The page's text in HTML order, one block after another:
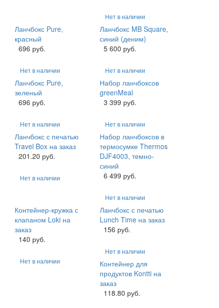
Нет в наличии
Ланчбокс Pure,
красный
696 руб.
Нет в наличии
Ланчбокс MB Square,
синий (деним)
5 600 руб.
Нет в наличии
Ланчбокс Pure,
зеленый
696 руб.
Нет в наличии
Набор ланчбоксов
greenMeal
3 399 руб.
Нет в наличии
Ланчбокс с печатью
Travel Box на заказ
201.20 руб.
Нет в наличии
Набор ланчбоксов в
термосумке Thermos
DJF4003, темно-
синий
6 499 руб.
Нет в наличии
Контейнер-кружка с
клапаном Loki на
заказ
140 руб.
Нет в наличии
Ланчбокс с печатью
Lunch Time на заказ
156 руб.
Нет в наличии
Контейнер для
продуктов Kontti на
заказ
118.80 руб.